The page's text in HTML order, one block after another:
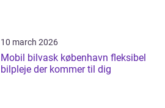
10 march 2026
Mobil bilvask københavn fleksibel
bilpleje der kommer til dig